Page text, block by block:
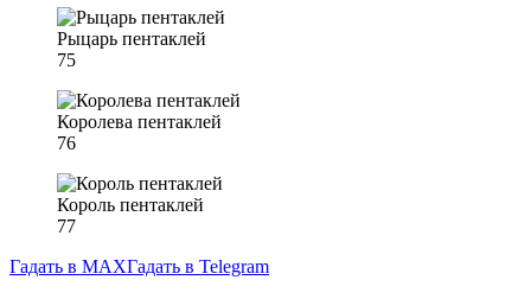
Рыцарь пентаклей
75
Королева пентаклей
76
Король пентаклей
77
Гадать в MAXГадать в Telegram